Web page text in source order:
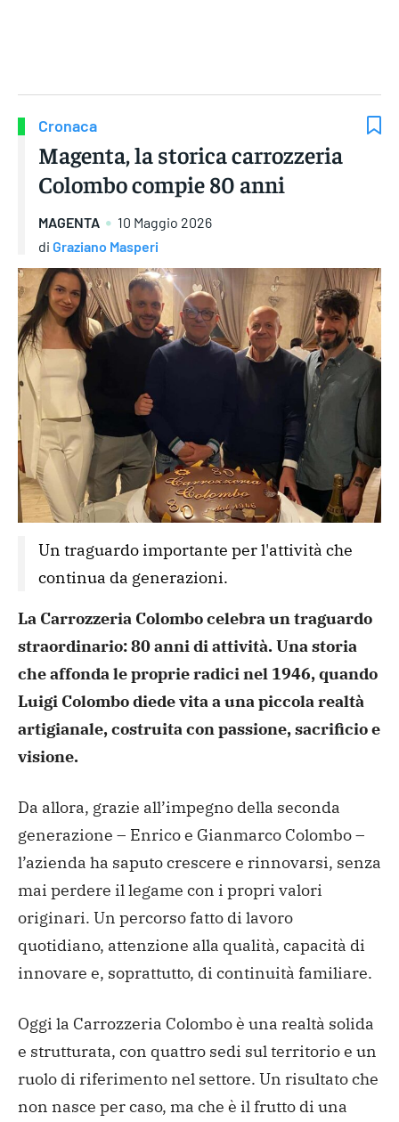
Cronaca
Magenta, la storica carrozzeria
Colombo compie 80 anni
MAGENTA
10 Maggio 2026
di Graziano Masperi
Un traguardo importante per l'attività che
continua da generazioni.
La Carrozzeria Colombo celebra un traguardo
straordinario: 80 anni di attività. Una storia
che affonda le proprie radici nel 1946, quando
Luigi Colombo diede vita a una piccola realtà
artigianale, costruita con passione, sacrificio e
visione.
Da allora, grazie all’impegno della seconda
generazione – Enrico e Gianmarco Colombo –
l’azienda ha saputo crescere e rinnovarsi, senza
mai perdere il legame con i propri valori
originari. Un percorso fatto di lavoro
quotidiano, attenzione alla qualità, capacità di
innovare e, soprattutto, di continuità familiare.
Oggi la Carrozzeria Colombo è una realtà solida
e strutturata, con quattro sedi sul territorio e un
ruolo di riferimento nel settore. Un risultato che
non nasce per caso, ma che è il frutto di una